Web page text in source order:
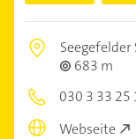
Seegefelder
683 m
030 3 33 25
Webseite